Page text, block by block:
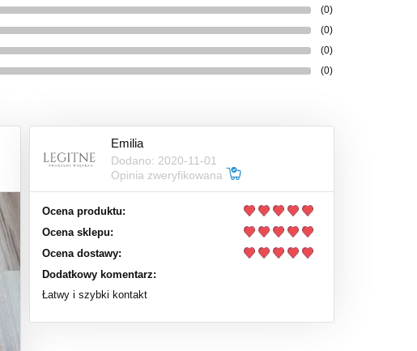
(0)
(0)
(0)
(0)
Emilia
Dodano: 2020-11-01
Opinia zweryfikowana
Ocena produktu:
Ocena sklepu:
Ocena dostawy:
Dodatkowy komentarz:
Łatwy i szybki kontakt